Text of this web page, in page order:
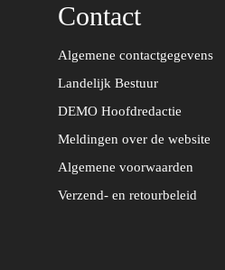
Contact
Algemene contactgegevens
Landelijk Bestuur
DEMO Hoofdredactie
Meldingen over de website
Algemene voorwaarden
Verzend- en retourbeleid